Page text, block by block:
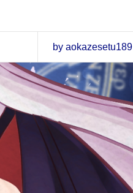
by aokazesetu189